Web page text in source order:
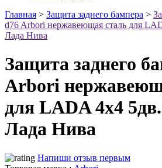
Главная > Защита заднего бампера >
d76 Arbori нержавеющая сталь для
Лада Нива
Защита заднего
Arbori
для LADA 4х4
Лада Нива
Напиши отзыв первым